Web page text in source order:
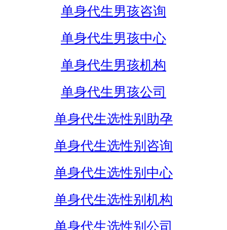
单身代生男孩咨询
单身代生男孩中心
单身代生男孩机构
单身代生男孩公司
单身代生选性别助孕
单身代生选性别咨询
单身代生选性别中心
单身代生选性别机构
单身代生选性别公司